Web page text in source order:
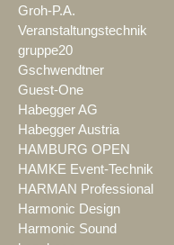
Groh-P.A.
Veranstaltungstechnik
gruppe20
Gschwendtner
Guest-One
Habegger AG
Habegger Austria
HAMBURG OPEN
HAMKE Event-Technik
HARMAN Professional
Harmonic Design
Harmonic Sound